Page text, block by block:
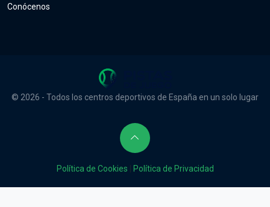
Conócenos
© 2026 - Todos los centros deportivos de España en un solo lugar
Política de Cookies Política de Privacidad